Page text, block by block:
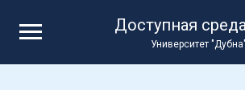
Доступная
Университет "Дубна"